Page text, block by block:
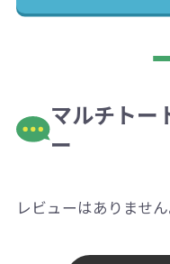
マルチトー
ー
レビューはありません